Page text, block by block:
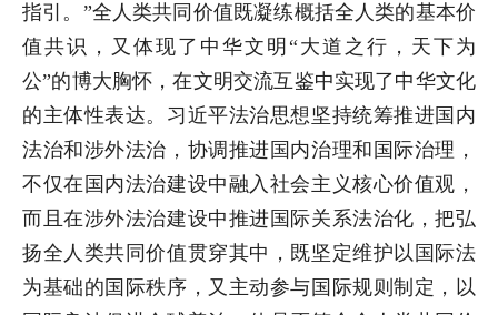
指引。”全人类共同价值既凝练概括全人类的基本价
值共识，又体现了中华文明“大道之行，天下为
公”的博大胸怀，在文明交流互鉴中实现了中华文化
的主体性表达。习近平法治思想坚持统筹推进国内
法治和涉外法治，协调推进国内治理和国际治理，
不仅在国内法治建设中融入社会主义核心价值观，
而且在涉外法治建设中推进国际关系法治化，把弘
扬全人类共同价值贯穿其中，既坚定维护以国际法
为基础的国际秩序，又主动参与国际规则制定，以